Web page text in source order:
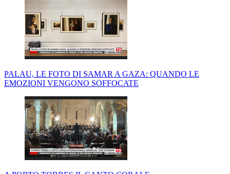
PALAU, LE FOTO DI SAMAR A GAZA: QUANDO LE
EMOZIONI VENGONO SOFFOCATE